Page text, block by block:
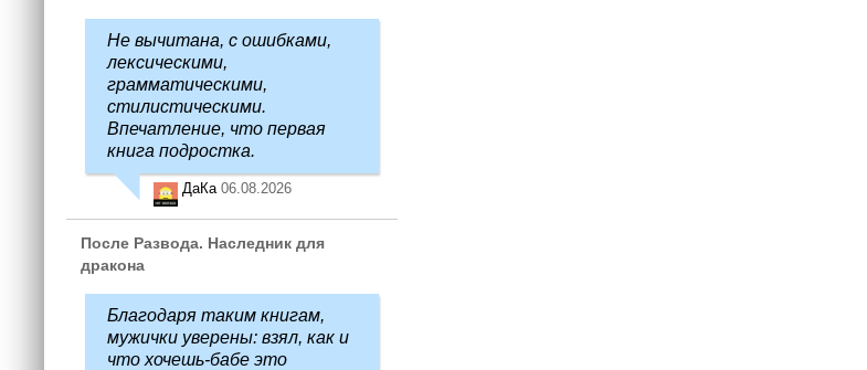
Не вычитана, с ошибками,
лексическими,
грамматическими,
стилистическими.
Впечатление, что первая
книга подростка.
ДаКа 06.08.2026
После Развода. Наследник для
дракона
Благодаря таким книгам,
мужички уверены: взял, как и
что хочешь-бабе это